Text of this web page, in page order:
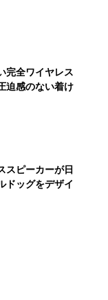
完全ワイヤレス
迫感のない着け
スピーカーが日
ッグをデザイ